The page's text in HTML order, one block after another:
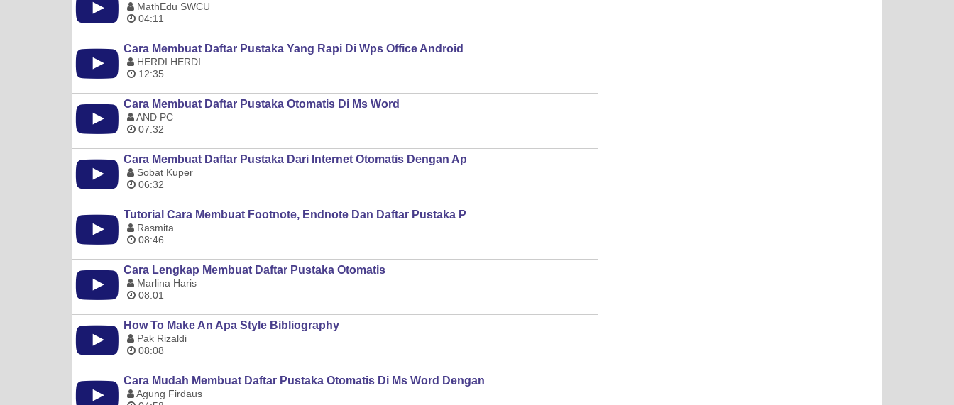
MathEdu SWCU
04:11
Cara Membuat Daftar Pustaka Yang Rapi Di Wps Office Android
HERDI HERDI
12:35
Cara Membuat Daftar Pustaka Otomatis Di Ms Word
AND PC
07:32
Cara Membuat Daftar Pustaka Dari Internet Otomatis Dengan Ap
Sobat Kuper
06:32
Tutorial Cara Membuat Footnote, Endnote Dan Daftar Pustaka P
Rasmita
08:46
Cara Lengkap Membuat Daftar Pustaka Otomatis
Marlina Haris
08:01
How To Make An Apa Style Bibliography
Pak Rizaldi
08:08
Cara Mudah Membuat Daftar Pustaka Otomatis Di Ms Word Dengan
Agung Firdaus